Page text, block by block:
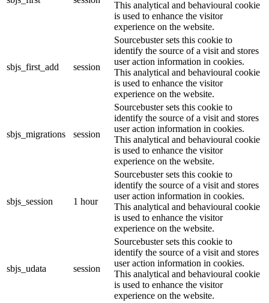
This analytical and behavioural cookie
is used to enhance the visitor
experience on the website.
sbjs_first_add session
Sourcebuster sets this cookie to
identify the source of a visit and stores
user action information in cookies.
This analytical and behavioural cookie
is used to enhance the visitor
experience on the website.
sbjs_migrations session
Sourcebuster sets this cookie to
identify the source of a visit and stores
user action information in cookies.
This analytical and behavioural cookie
is used to enhance the visitor
experience on the website.
sbjs_session 1 hour
Sourcebuster sets this cookie to
identify the source of a visit and stores
user action information in cookies.
This analytical and behavioural cookie
is used to enhance the visitor
experience on the website.
sbjs_udata session
Sourcebuster sets this cookie to
identify the source of a visit and stores
user action information in cookies.
This analytical and behavioural cookie
is used to enhance the visitor
experience on the website.